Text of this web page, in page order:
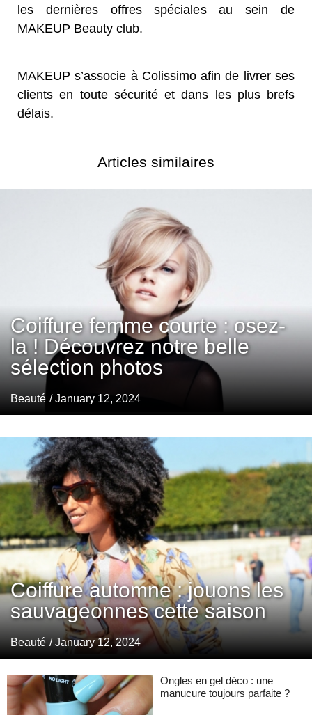
les dernières offres spéciales au sein de
MAKEUP Beauty club.
MAKEUP s’associe à Colissimo afin de livrer ses
clients en toute sécurité et dans les plus brefs
délais.
Articles similaires
Coiffure femme courte : osez-
la ! Découvrez notre belle
sélection photos
Beauté / January 12, 2024
Coiffure automne : jouons les
sauvageonnes cette saison
Beauté / January 12, 2024
Ongles en gel déco : une
manucure toujours parfaite ?